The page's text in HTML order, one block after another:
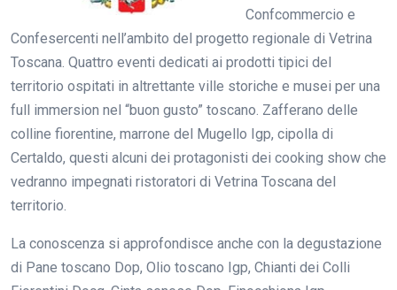
Confcommercio e
Confesercenti nell’ambito del progetto regionale di Vetrina
Toscana. Quattro eventi dedicati ai prodotti tipici del
territorio ospitati in altrettante ville storiche e musei per una
full immersion nel “buon gusto” toscano. Zafferano delle
colline fiorentine, marrone del Mugello Igp, cipolla di
Certaldo, questi alcuni dei protagonisti dei cooking show che
vedranno impegnati ristoratori di Vetrina Toscana del
territorio.
La conoscenza si approfondisce anche con la degustazione
di Pane toscano Dop, Olio toscano Igp, Chianti dei Colli